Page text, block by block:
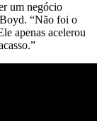
um negócio
Boyd. “Não foi o
apenas acelerou